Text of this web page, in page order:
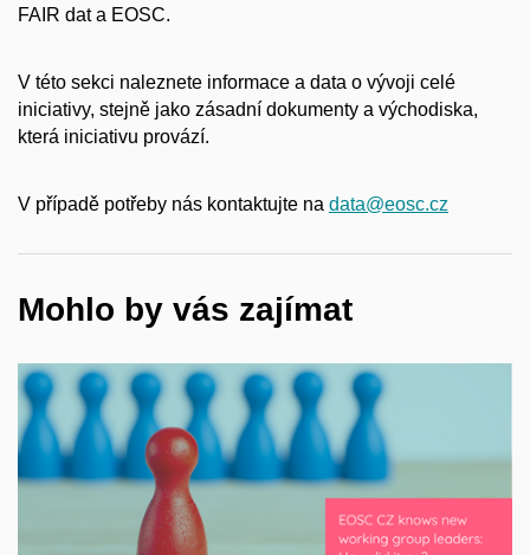
FAIR dat a EOSC.
V této sekci naleznete informace a data o vývoji celé
iniciativy, stejně jako zásadní dokumenty a východiska,
která iniciativu provází.
V případě potřeby nás kontaktujte na data@eosc.cz
Mohlo by vás zajímat